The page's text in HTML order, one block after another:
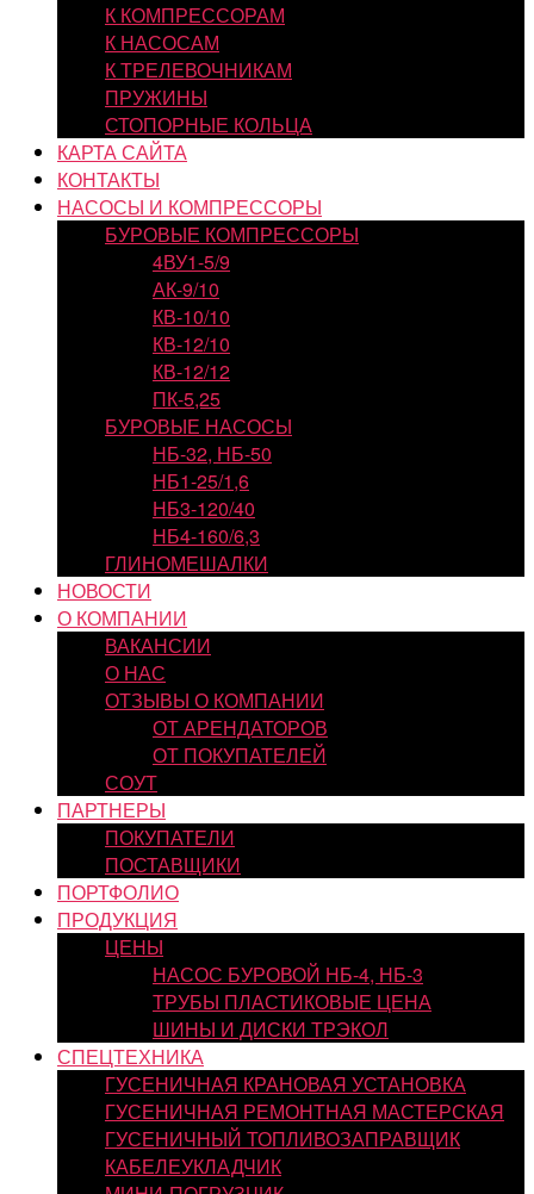
К КОМПРЕССОРАМ
К НАСОСАМ
К ТРЕЛЕВОЧНИКАМ
ПРУЖИНЫ
СТОПОРНЫЕ КОЛЬЦА
КАРТА САЙТА
КОНТАКТЫ
НАСОСЫ И КОМПРЕССОРЫ
БУРОВЫЕ КОМПРЕССОРЫ
4ВУ1-5/9
АК-9/10
КВ-10/10
КВ-12/10
КВ-12/12
ПК-5,25
БУРОВЫЕ НАСОСЫ
НБ-32, НБ-50
НБ1-25/1,6
НБ3-120/40
НБ4-160/6,3
ГЛИНОМЕШАЛКИ
НОВОСТИ
О КОМПАНИИ
ВАКАНСИИ
О НАС
ОТЗЫВЫ О КОМПАНИИ
ОТ АРЕНДАТОРОВ
ОТ ПОКУПАТЕЛЕЙ
СОУТ
ПАРТНЕРЫ
ПОКУПАТЕЛИ
ПОСТАВЩИКИ
ПОРТФОЛИО
ПРОДУКЦИЯ
ЦЕНЫ
НАСОС БУРОВОЙ НБ-4, НБ-3
ТРУБЫ ПЛАСТИКОВЫЕ ЦЕНА
ШИНЫ И ДИСКИ ТРЭКОЛ
СПЕЦТЕХНИКА
ГУСЕНИЧНАЯ КРАНОВАЯ УСТАНОВКА
ГУСЕНИЧНАЯ РЕМОНТНАЯ МАСТЕРСКАЯ
ГУСЕНИЧНЫЙ ТОПЛИВОЗАПРАВЩИК
КАБЕЛЕУКЛАДЧИК